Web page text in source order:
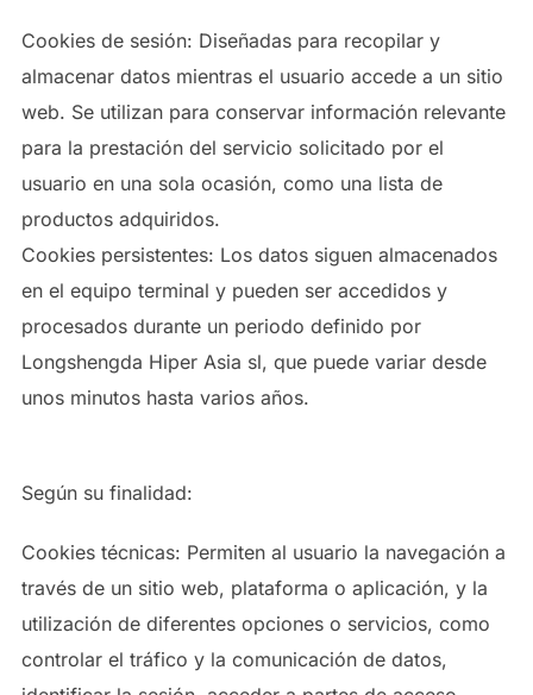
Cookies de sesión: Diseñadas para recopilar y
almacenar datos mientras el usuario accede a un sitio
web. Se utilizan para conservar información relevante
para la prestación del servicio solicitado por el
usuario en una sola ocasión, como una lista de
productos adquiridos.
Cookies persistentes: Los datos siguen almacenados
en el equipo terminal y pueden ser accedidos y
procesados durante un periodo definido por
Longshengda Hiper Asia sl, que puede variar desde
unos minutos hasta varios años.
Según su finalidad:
Cookies técnicas: Permiten al usuario la navegación a
través de un sitio web, plataforma o aplicación, y la
utilización de diferentes opciones o servicios, como
controlar el tráfico y la comunicación de datos,